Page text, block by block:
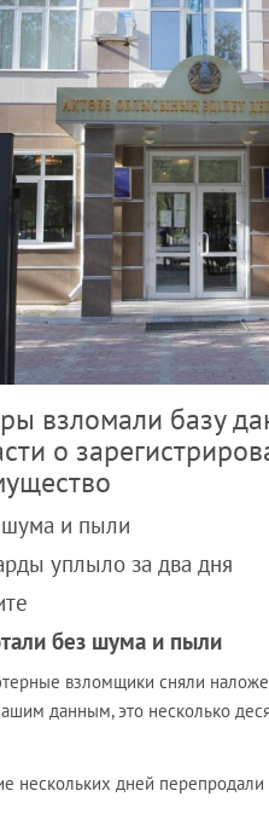
взломали базу
о
шума и пыли
уплыло за два дня
без шума и пыли
взломщики сняли
данным, это несколько
нескольких дней